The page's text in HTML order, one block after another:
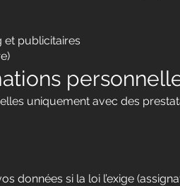
et publicitaires
uniquement avec des
données si la loi l’exige